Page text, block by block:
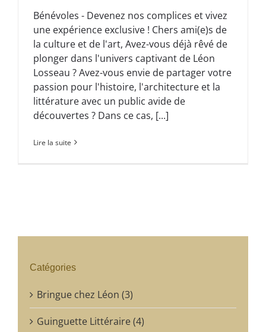
Bénévoles - Devenez nos complices et vivez
une expérience exclusive ! Chers ami(e)s de
la culture et de l'art, Avez-vous déjà rêvé de
plonger dans l'univers captivant de Léon
Losseau ? Avez-vous envie de partager votre
passion pour l'histoire, l'architecture et la
littérature avec un public avide de
découvertes ? Dans ce cas, [...]
Lire la suite
Catégories
Bringue chez Léon (3)
Guinguette Littéraire (4)